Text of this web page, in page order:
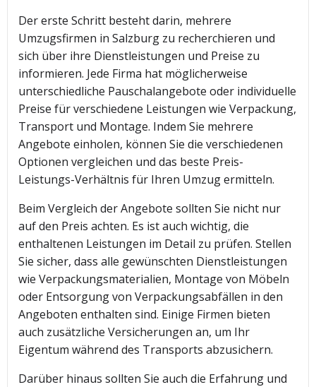
Der erste Schritt besteht darin, mehrere
Umzugsfirmen in Salzburg zu recherchieren und
sich über ihre Dienstleistungen und Preise zu
informieren. Jede Firma hat möglicherweise
unterschiedliche Pauschalangebote oder individuelle
Preise für verschiedene Leistungen wie Verpackung,
Transport und Montage. Indem Sie mehrere
Angebote einholen, können Sie die verschiedenen
Optionen vergleichen und das beste Preis-
Leistungs-Verhältnis für Ihren Umzug ermitteln.
Beim Vergleich der Angebote sollten Sie nicht nur
auf den Preis achten. Es ist auch wichtig, die
enthaltenen Leistungen im Detail zu prüfen. Stellen
Sie sicher, dass alle gewünschten Dienstleistungen
wie Verpackungsmaterialien, Montage von Möbeln
oder Entsorgung von Verpackungsabfällen in den
Angeboten enthalten sind. Einige Firmen bieten
auch zusätzliche Versicherungen an, um Ihr
Eigentum während des Transports abzusichern.
Darüber hinaus sollten Sie auch die Erfahrung und